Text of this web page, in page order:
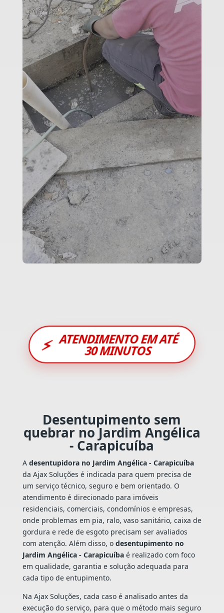
⚡ ATENDIMENTO EM ATÉ
30 MINUTOS
Desentupimento sem
quebrar no Jardim Angélica
- Carapicuíba
A desentupidora no Jardim Angélica - Carapicuíba
da Ajax Soluções é indicada para quem precisa de
um serviço técnico, seguro e bem orientado. O
atendimento é direcionado para imóveis
residenciais, comerciais, condomínios e empresas,
onde problemas em pia, ralo, vaso sanitário, caixa de
gordura e rede de esgoto precisam ser avaliados
com atenção. Além disso, o desentupimento no
Jardim Angélica - Carapicuíbaé realizado com foco
em qualidade, garantia e solução adequada para
cada tipo de entupimento.
Na Ajax Soluções, cada caso é analisado antes da
execução do serviço, para que o método mais seguro